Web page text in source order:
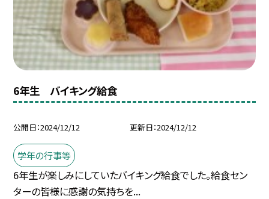
6年生 バイキング給食
公開日 2024/12/12 更新日 2024/12/12
学年の行事等
6年生が楽しみにしていたバイキング給食でした。給食セン
ターの皆様に感謝の気持ちを...